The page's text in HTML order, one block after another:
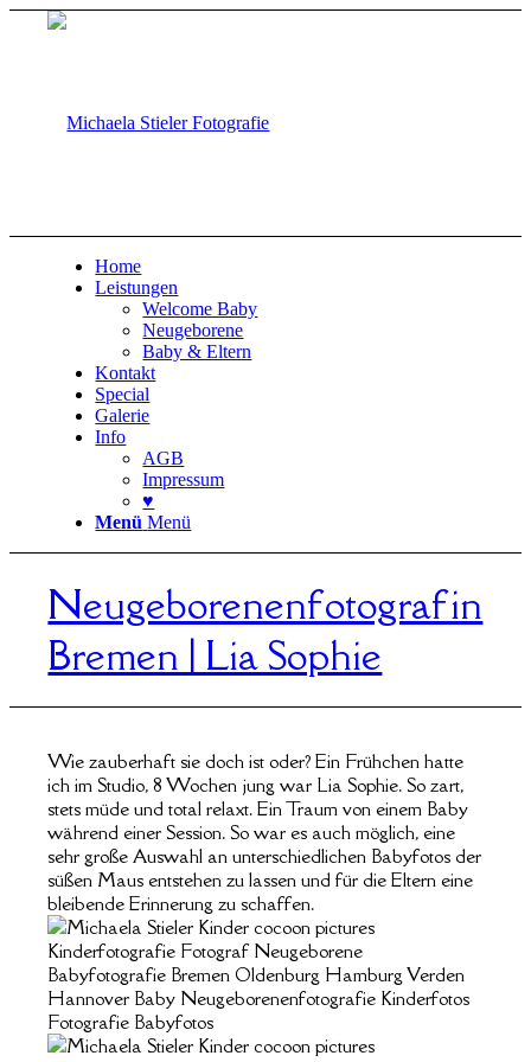
Home
Leistungen
Welcome Baby
Neugeborene
Baby & Eltern
Kontakt
Special
Galerie
Info
AGB
Impressum
♥
Menü Menü
Neugeborenenfotografin
Bremen | Lia Sophie
Wie zauberhaft sie doch ist oder? Ein Frühchen hatte
ich im Studio, 8 Wochen jung war Lia Sophie. So zart,
stets müde und total relaxt. Ein Traum von einem Baby
während einer Session. So war es auch möglich, eine
sehr große Auswahl an unterschiedlichen Babyfotos der
süßen Maus entstehen zu lassen und für die Eltern eine
bleibende Erinnerung zu schaffen.